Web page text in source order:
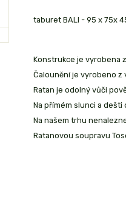
taburet BALI - 95 x 75x
Konstrukce je vyrobena
Čalounění je vyrobeno z
Ratan je odolný vůči
Na přímém slunci a
Na našem trhu
Ratanovou soupravu